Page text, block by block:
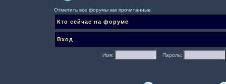
Отметить все форумы как прочитанные
Кто сейчас на форуме
Вход
Имя: Пароль: